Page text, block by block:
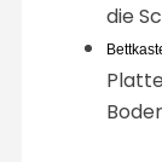
die